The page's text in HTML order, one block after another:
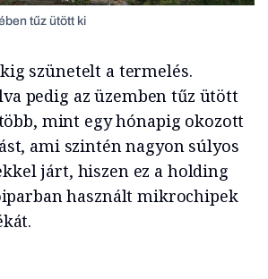
tűz ütött ki
szünetelt a termelés.
pedig az üzemben tűz ütött
mint egy hónapig okozott
ami szintén nagyon súlyos
járt, hiszen ez a holding
használt mikrochipek